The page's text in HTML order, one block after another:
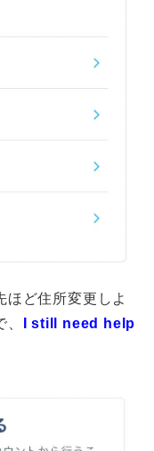
ほど住所変更しよ
I still need help